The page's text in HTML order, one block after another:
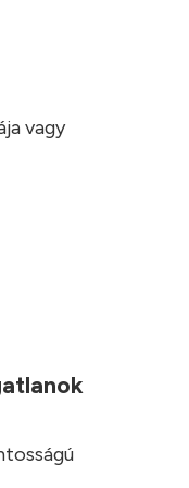
vagy